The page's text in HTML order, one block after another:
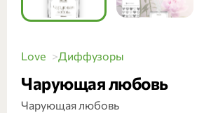
Love Диффузоры
Чарующая любовь
Чарующая любовь